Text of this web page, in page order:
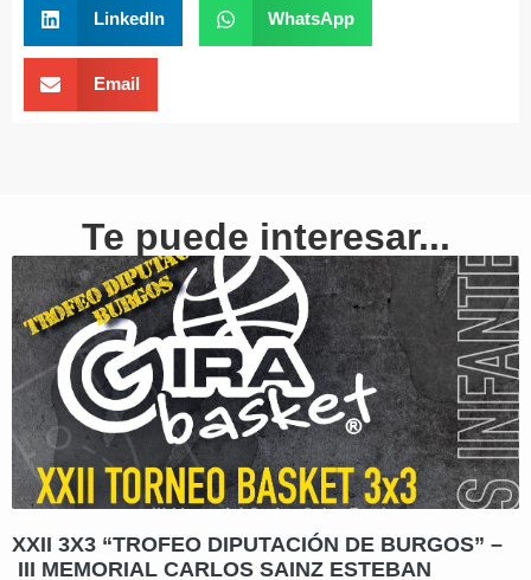
LinkedIn WhatsApp
Email
Te puede interesar...
XXII 3X3 “TROFEO DIPUTACIÓN DE BURGOS” –
III MEMORIAL CARLOS SAINZ ESTEBAN